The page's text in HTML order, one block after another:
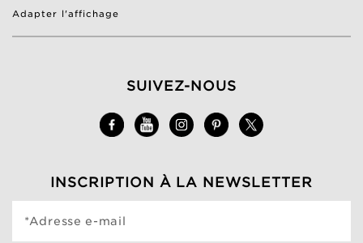
Adapter l'affichage
SUIVEZ-NOUS
INSCRIPTION À LA NEWSLETTER
*Adresse e-mail